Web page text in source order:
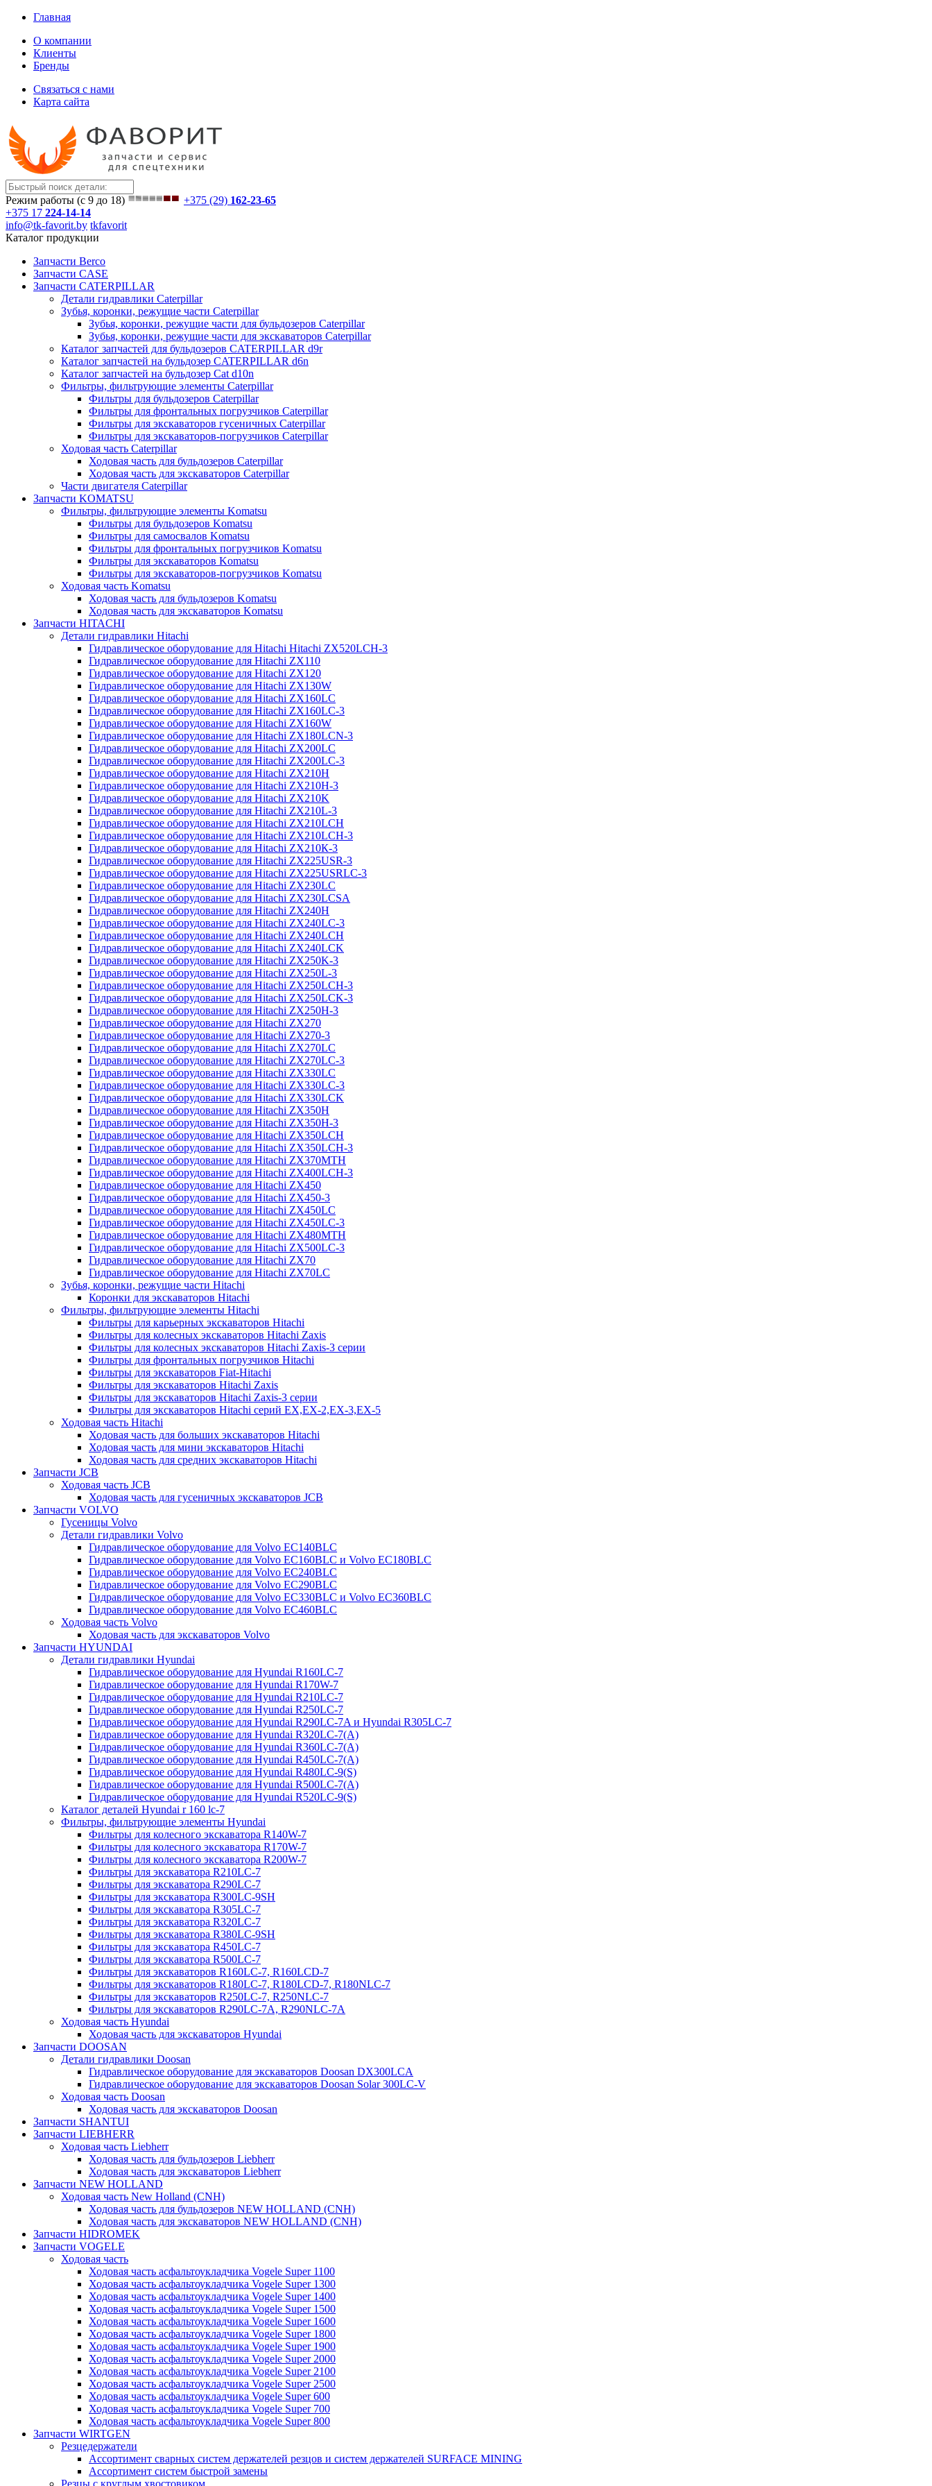
Главная
О компании
Клиенты
Бренды
Связаться с нами
Карта сайта
Режим работы (с 9 до 18) +375 (29) 162-23-65
+375 17 224-14-14
info@tk-favorit.by tkfavorit
Каталог продукции
Запчасти Berco
Запчасти CASE
Запчасти CATERPILLAR
Детали гидравлики Caterpillar
Зубья, коронки, режущие части Caterpillar
Зубья, коронки, режущие части для бульдозеров Caterpillar
Зубья, коронки, режущие части для экскаваторов Caterpillar
Каталог запчастей для бульдозеров CATERPILLAR d9r
Каталог запчастей на бульдозер CATERPILLAR d6n
Каталог запчастей на бульдозер Сat d10n
Фильтры, фильтрующие элементы Caterpillar
Фильтры для бульдозеров Caterpillar
Фильтры для фронтальных погрузчиков Caterpillar
Фильтры для экскаваторов гусеничных Caterpillar
Фильтры для экскаваторов-погрузчиков Caterpillar
Ходовая часть Caterpillar
Ходовая часть для бульдозеров Caterpillar
Ходовая часть для экскаваторов Caterpillar
Части двигателя Caterpillar
Запчасти KOMATSU
Фильтры, фильтрующие элементы Komatsu
Фильтры для бульдозеров Komatsu
Фильтры для самосвалов Komatsu
Фильтры для фронтальных погрузчиков Komatsu
Фильтры для экскаваторов Komatsu
Фильтры для экскаваторов-погрузчиков Komatsu
Ходовая часть Komatsu
Ходовая часть для бульдозеров Komatsu
Ходовая часть для экскаваторов Komatsu
Запчасти HITACHI
Детали гидравлики Hitachi
Гидравлическое оборудование для Hitachi Hitachi ZX520LCH-3
Гидравлическое оборудование для Hitachi ZX110
Гидравлическое оборудование для Hitachi ZX120
Гидравлическое оборудование для Hitachi ZX130W
Гидравлическое оборудование для Hitachi ZX160LC
Гидравлическое оборудование для Hitachi ZX160LC-3
Гидравлическое оборудование для Hitachi ZX160W
Гидравлическое оборудование для Hitachi ZX180LCN-3
Гидравлическое оборудование для Hitachi ZX200LC
Гидравлическое оборудование для Hitachi ZX200LC-3
Гидравлическое оборудование для Hitachi ZX210H
Гидравлическое оборудование для Hitachi ZX210H-3
Гидравлическое оборудование для Hitachi ZX210K
Гидравлическое оборудование для Hitachi ZX210L-3
Гидравлическое оборудование для Hitachi ZX210LCH
Гидравлическое оборудование для Hitachi ZX210LCH-3
Гидравлическое оборудование для Hitachi ZX210К-3
Гидравлическое оборудование для Hitachi ZX225USR-3
Гидравлическое оборудование для Hitachi ZX225USRLC-3
Гидравлическое оборудование для Hitachi ZX230LC
Гидравлическое оборудование для Hitachi ZX230LCSA
Гидравлическое оборудование для Hitachi ZX240H
Гидравлическое оборудование для Hitachi ZX240LC-3
Гидравлическое оборудование для Hitachi ZX240LCH
Гидравлическое оборудование для Hitachi ZX240LCK
Гидравлическое оборудование для Hitachi ZX250K-3
Гидравлическое оборудование для Hitachi ZX250L-3
Гидравлическое оборудование для Hitachi ZX250LCH-3
Гидравлическое оборудование для Hitachi ZX250LCK-3
Гидравлическое оборудование для Hitachi ZX250Н-3
Гидравлическое оборудование для Hitachi ZX270
Гидравлическое оборудование для Hitachi ZX270-3
Гидравлическое оборудование для Hitachi ZX270LC
Гидравлическое оборудование для Hitachi ZX270LC-3
Гидравлическое оборудование для Hitachi ZX330LC
Гидравлическое оборудование для Hitachi ZX330LC-3
Гидравлическое оборудование для Hitachi ZX330LCK
Гидравлическое оборудование для Hitachi ZX350H
Гидравлическое оборудование для Hitachi ZX350H-3
Гидравлическое оборудование для Hitachi ZX350LCH
Гидравлическое оборудование для Hitachi ZX350LCH-3
Гидравлическое оборудование для Hitachi ZX370MTH
Гидравлическое оборудование для Hitachi ZX400LCH-3
Гидравлическое оборудование для Hitachi ZX450
Гидравлическое оборудование для Hitachi ZX450-3
Гидравлическое оборудование для Hitachi ZX450LC
Гидравлическое оборудование для Hitachi ZX450LC-3
Гидравлическое оборудование для Hitachi ZX480MTH
Гидравлическое оборудование для Hitachi ZX500LC-3
Гидравлическое оборудование для Hitachi ZX70
Гидравлическое оборудование для Hitachi ZX70LC
Зубья, коронки, режущие части Hitachi
Коронки для экскаваторов Hitachi
Фильтры, фильтрующие элементы Hitachi
Фильтры для карьерных экскаваторов Hitachi
Фильтры для колесных экскаваторов Hitachi Zaxis
Фильтры для колесных экскаваторов Hitachi Zaxis-3 серии
Фильтры для фронтальных погрузчиков Hitachi
Фильтры для экскаваторов Fiat-Hitachi
Фильтры для экскаваторов Hitachi Zaxis
Фильтры для экскаваторов Hitachi Zaxis-3 серии
Фильтры для экскаваторов Hitachi серий EX,EX-2,EX-3,EX-5
Ходовая часть Hitachi
Ходовая часть для больших экскаваторов Hitachi
Ходовая часть для мини экскаваторов Hitachi
Ходовая часть для средних экскаваторов Hitachi
Запчасти JCB
Ходовая часть JCB
Ходовая часть для гусеничных экскаваторов JCB
Запчасти VOLVO
Гусеницы Volvo
Детали гидравлики Volvo
Гидравлическое оборудование для Volvo EC140BLC
Гидравлическое оборудование для Volvo EC160BLC и Volvo EC180BLC
Гидравлическое оборудование для Volvo EC240BLC
Гидравлическое оборудование для Volvo EC290BLC
Гидравлическое оборудование для Volvo EC330BLC и Volvo EC360BLC
Гидравлическое оборудование для Volvo EC460BLC
Ходовая часть Volvo
Ходовая часть для экскаваторов Volvo
Запчасти HYUNDAI
Детали гидравлики Hyundai
Гидравлическое оборудование для Hyundai R160LC-7
Гидравлическое оборудование для Hyundai R170W-7
Гидравлическое оборудование для Hyundai R210LC-7
Гидравлическое оборудование для Hyundai R250LC-7
Гидравлическое оборудование для Hyundai R290LC-7A и Hyundai R305LC-7
Гидравлическое оборудование для Hyundai R320LC-7(A)
Гидравлическое оборудование для Hyundai R360LC-7(A)
Гидравлическое оборудование для Hyundai R450LC-7(A)
Гидравлическое оборудование для Hyundai R480LC-9(S)
Гидравлическое оборудование для Hyundai R500LC-7(A)
Гидравлическое оборудование для Hyundai R520LC-9(S)
Каталог деталей Hyundai r 160 lc-7
Фильтры, фильтрующие элементы Hyundai
Фильтры для колесного экскаватора R140W-7
Фильтры для колесного экскаватора R170W-7
Фильтры для колесного экскаватора R200W-7
Фильтры для экскаватора R210LC-7
Фильтры для экскаватора R290LC-7
Фильтры для экскаватора R300LC-9SH
Фильтры для экскаватора R305LC-7
Фильтры для экскаватора R320LC-7
Фильтры для экскаватора R380LC-9SH
Фильтры для экскаватора R450LC-7
Фильтры для экскаватора R500LC-7
Фильтры для экскаваторов R160LC-7, R160LCD-7
Фильтры для экскаваторов R180LC-7, R180LCD-7, R180NLC-7
Фильтры для экскаваторов R250LC-7, R250NLC-7
Фильтры для экскаваторов R290LC-7A, R290NLC-7A
Ходовая часть Hyundai
Ходовая часть для экскаваторов Hyundai
Запчасти DOOSAN
Детали гидравлики Doosan
Гидравлическое оборудование для экскаваторов Doosan DX300LCA
Гидравлическое оборудование для экскаваторов Doosan Solar 300LC-V
Ходовая часть Doosan
Ходовая часть для экскаваторов Doosan
Запчасти SHANTUI
Запчасти LIEBHERR
Ходовая часть Liebherr
Ходовая часть для бульдозеров Liebherr
Ходовая часть для экскаваторов Liebherr
Запчасти NEW HOLLAND
Ходовая часть New Holland (CNH)
Ходовая часть для бульдозеров NEW HOLLAND (CNH)
Ходовая часть для экскаваторов NEW HOLLAND (CNH)
Запчасти HIDROMEK
Запчасти VOGELE
Ходовая часть
Ходовая часть асфальтоукладчика Vogele Super 1100
Ходовая часть асфальтоукладчика Vogele Super 1300
Ходовая часть асфальтоукладчика Vogele Super 1400
Ходовая часть асфальтоукладчика Vogele Super 1500
Ходовая часть асфальтоукладчика Vogele Super 1600
Ходовая часть асфальтоукладчика Vogele Super 1800
Ходовая часть асфальтоукладчика Vogele Super 1900
Ходовая часть асфальтоукладчика Vogele Super 2000
Ходовая часть асфальтоукладчика Vogele Super 2100
Ходовая часть асфальтоукладчика Vogele Super 2500
Ходовая часть асфальтоукладчика Vogele Super 600
Ходовая часть асфальтоукладчика Vogele Super 700
Ходовая часть асфальтоукладчика Vogele Super 800
Запчасти WIRTGEN
Резцедержатели
Ассортимент сварных систем держателей резцов и систем держателей SURFACE MINING
Ассортимент систем быстрой замены
Резцы с круглым хвостовиком